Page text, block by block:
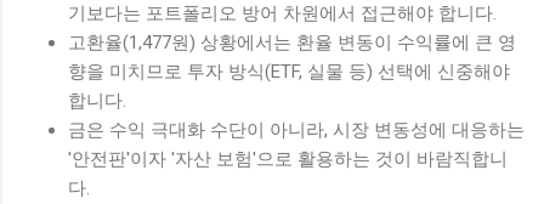
기보다는 포트폴리오 방어 차원에서 접근해야 합니다.
고환율(1,477원) 상황에서는 환율 변동이 수익률에 큰 영
향을 미치므로 투자 방식(ETF, 실물 등) 선택에 신중해야
합니다.
금은 수익 극대화 수단이 아니라, 시장 변동성에 대응하는
'안전판'이자 '자산 보험'으로 활용하는 것이 바람직합니
다.